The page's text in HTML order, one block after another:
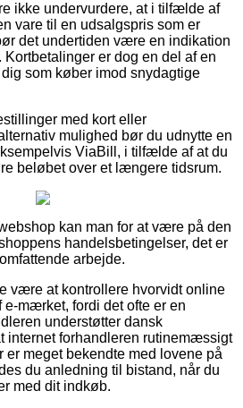
ikke undervurdere, at i tilfælde af
vare til en udsalgspris som er
det undertiden være en indikation
er dog en del af en
som køber imod snydagtige
med kort eller
mulighed bør du udnytte en
ViaBill, i tilfælde af at du
beløbet over et længere tidsrum.
kan man for at være på den
handelsbetingelser, det er
arbejde.
være at kontrollere hvorvidt online
e-mærket, fordi det ofte er en
understøtter dansk
internet forhandleren rutinemæssigt
er meget bekendte med lovene på
du anledning til bistand, når du
med dit indkøb.